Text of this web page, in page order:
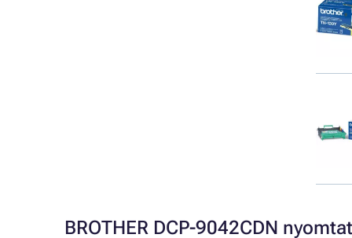
BROTHER DCP-9042CDN